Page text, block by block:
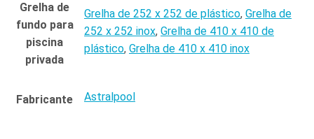
Grelha de
fundo para
piscina
privada
Grelha de 252 x 252 de plástico, Grelha de
252 x 252 inox, Grelha de 410 x 410 de
plástico, Grelha de 410 x 410 inox
Fabricante Astralpool